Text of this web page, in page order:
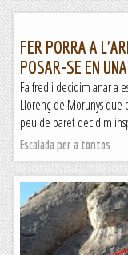
FER PORRA A
POSAR-SE EN
Fa fred i decidim anar a
Llorenç de Morunys que
peu de paret decidim
Escalada per a tontos